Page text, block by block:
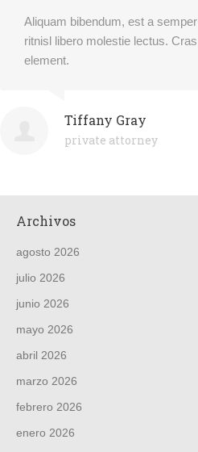
Aliquam bibendum, est a
ritnisl libero molestie lectus.
element.
Tiffany Gray
private attorney
Archivos
agosto 2026
julio 2026
junio 2026
mayo 2026
abril 2026
marzo 2026
febrero 2026
enero 2026